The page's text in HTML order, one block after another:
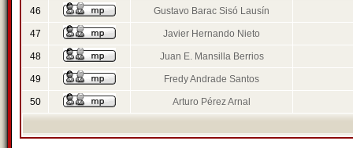
46 Gustavo Barac Sisó Lausín
47 Javier Hernando Nieto
48 Juan E. Mansilla Berrios
49 Fredy Andrade Santos
50 Arturo Pérez Arnal